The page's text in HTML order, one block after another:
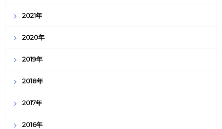
2021年
2020年
2019年
2018年
2017年
2016年